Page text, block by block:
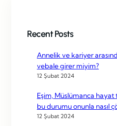
Recent Posts
Annelik ve kariyer
vebale girer miyim?
12 Şubat 2024
Eşim, Müslümanca hayat
bu durumu onunla nasıl
12 Şubat 2024